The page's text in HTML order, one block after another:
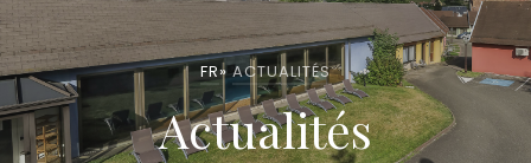
FR»ACTUALITÉS
Actualités